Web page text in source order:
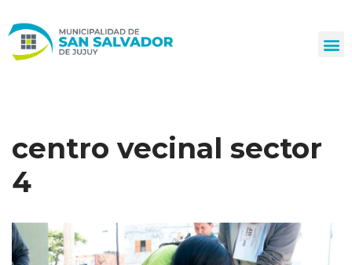
al
centro vecinal sector
4